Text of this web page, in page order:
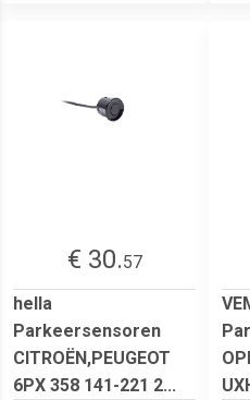
€ 30.57
hella
Parkeersensoren
CITROËN,PEUGEOT
6PX 358 141-221 2...